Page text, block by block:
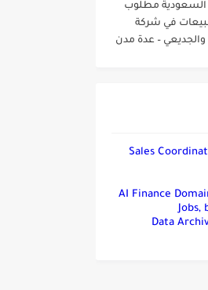
مطلوب
في شركة
والجديعي – عدة مدن
Sales
AI Finance
Data